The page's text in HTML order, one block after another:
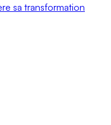
sa transformation